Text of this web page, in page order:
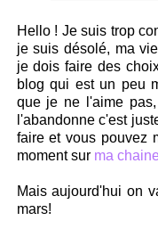
Hello ! Je suis trop
je suis désolé, ma
je dois faire des
blog qui est un peu
que je ne l'aime
l'abandonne c'est
faire et vous pouvez
moment sur ma
Mais aujourd'hui on
mars!